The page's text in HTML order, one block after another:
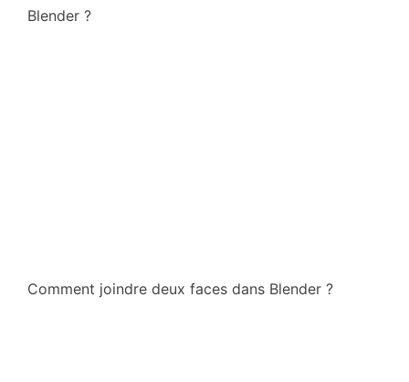
Blender ?
Comment joindre deux faces dans Blender ?